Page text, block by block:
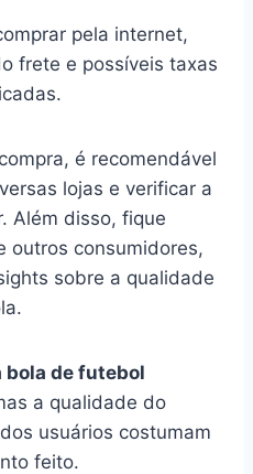
pela internet,
frete e possíveis taxas
é recomendável
lojas e verificar a
Além disso, fique
outros consumidores,
sobre a qualidade
bola de futebol
a qualidade do
usuários costumam
feito.